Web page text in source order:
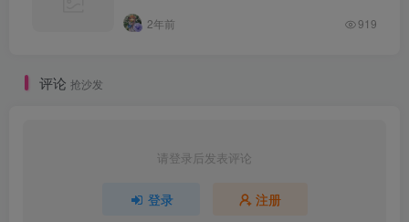
2年前 919
评论 抢沙发
请登录后发表评论
登录 注册